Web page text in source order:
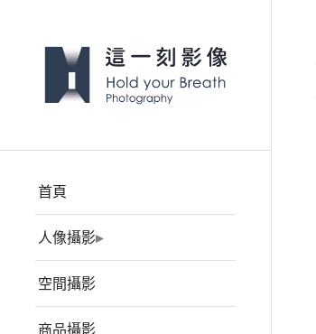
首頁
人像攝影
空間攝影
商品攝影